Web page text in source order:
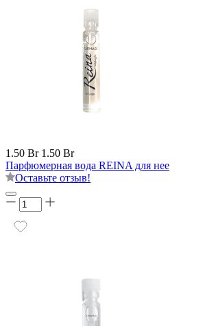
1.50 Br 1.50 Br
Парфюмерная вода REINA для нее
Оставьте отзыв!